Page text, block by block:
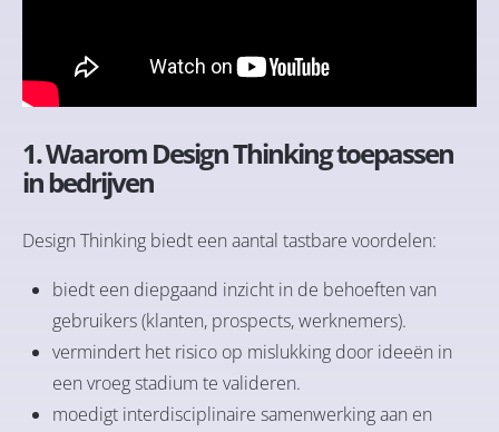
1. Waarom Design Thinking toepassen
in bedrijven
Design Thinking biedt een aantal tastbare voordelen:
biedt een diepgaand inzicht in de behoeften van
gebruikers (klanten, prospects, werknemers).
vermindert het risico op mislukking door ideeën in
een vroeg stadium te valideren.
moedigt interdisciplinaire samenwerking aan en